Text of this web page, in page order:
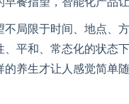
局限于时间、地点、
平和、常态化的状态
养生才让人感觉简单随